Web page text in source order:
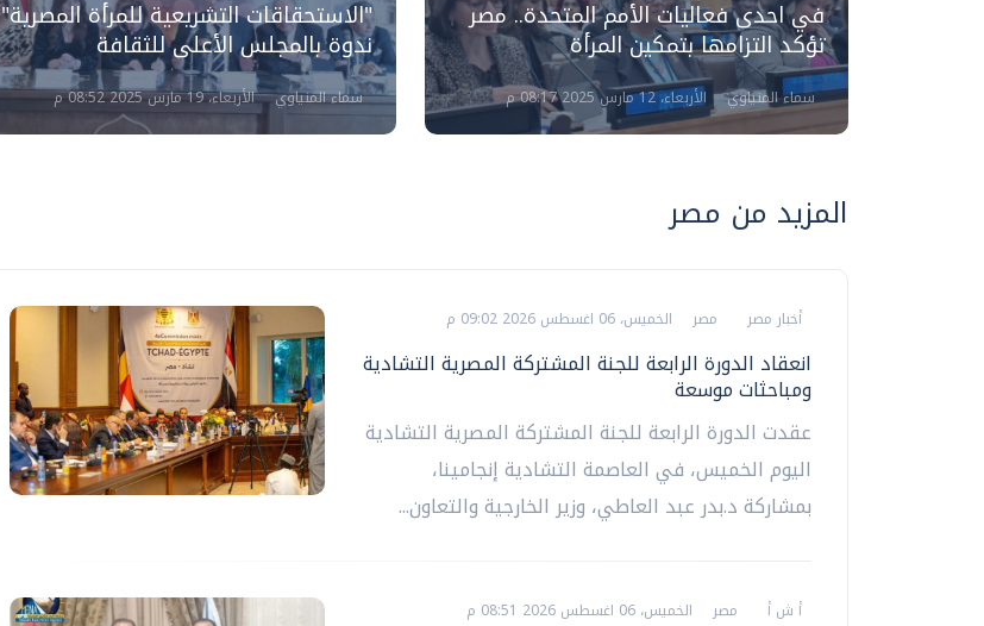
"الاستحقاقات التشريعية للمرأة المصرية"
ندوة بالمجلس الأعلى للثقافة
سماء المنياوي الأربعاء، 19 مارس 2025 08:52 م
في احدى فعاليات الأمم المتحدة.. مصر
تؤكد التزامها بتمكين المرأة
سماء المنياوي الأربعاء، 12 مارس 2025 08:17 م
المزيد من مصر
أخبار مصر مصر الخميس، 06 اغسطس 2026 09:02 م
انعقاد الدورة الرابعة للجنة المشتركة المصرية التشادية
ومباحثات موسعة
عقدت الدورة الرابعة للجنة المشتركة المصرية التشادية
اليوم الخميس، في العاصمة التشادية إنجامينا،
بمشاركة د.بدر عبد العاطي، وزير الخارجية والتعاون...
أ ش أ مصر الخميس، 06 اغسطس 2026 08:51 م